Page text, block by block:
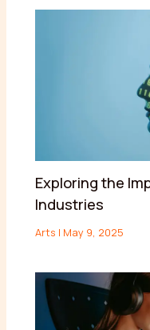
Exploring the
Industries
Arts | May 9, 2025